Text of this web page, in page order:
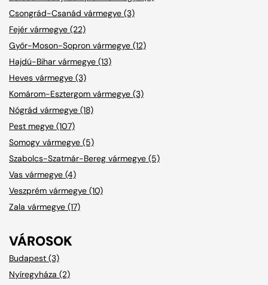
Csongrád-Csanád vármegye (3)
Fejér vármegye (22)
Győr-Moson-Sopron vármegye (12)
Hajdú-Bihar vármegye (13)
Heves vármegye (3)
Komárom-Esztergom vármegye (3)
Nógrád vármegye (18)
Pest megye (107)
Somogy vármegye (5)
Szabolcs-Szatmár-Bereg vármegye (5)
Vas vármegye (4)
Veszprém vármegye (10)
Zala vármegye (17)
VÁROSOK
Budapest (3)
Nyíregyháza (2)